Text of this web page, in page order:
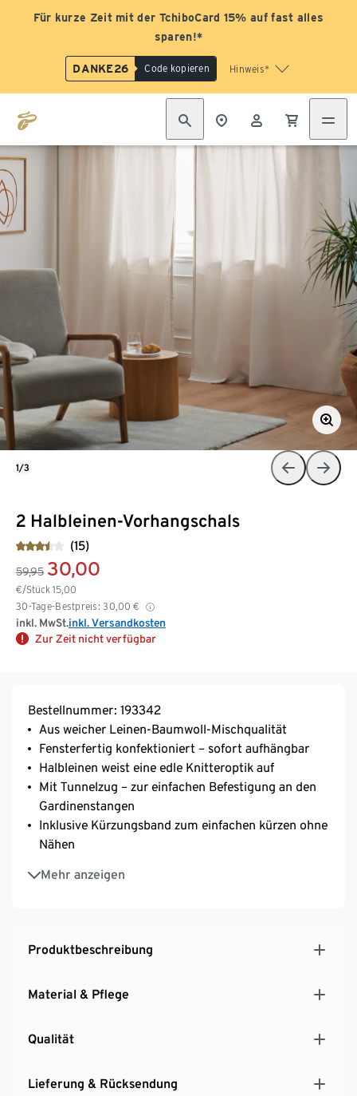
Für kurze Zeit mit der TchiboCard 15% auf fast alles
sparen!*
DANKE26 Code kopieren Hinweis*
2 Halbleinen-Vorhangschals
(15)
59,95 30,00
€/Stück 15,00
30-Tage-Bestpreis: 30,00 €
inkl. MwSt.inkl. Versandkosten
Zur Zeit nicht verfügbar
1/3
Bestellnummer: 193342
Aus weicher Leinen-Baumwoll-Mischqualität
Fensterfertig konfektioniert – sofort aufhängbar
Halbleinen weist eine edle Knitteroptik auf
Mit Tunnelzug – zur einfachen Befestigung an den
Gardinenstangen
Inklusive Kürzungsband zum einfachen kürzen ohne
Nähen
Mehr anzeigen
Mit Bio-Baumwolle
Produktbeschreibung
Material & Pflege
Qualität
Lieferung & Rücksendung